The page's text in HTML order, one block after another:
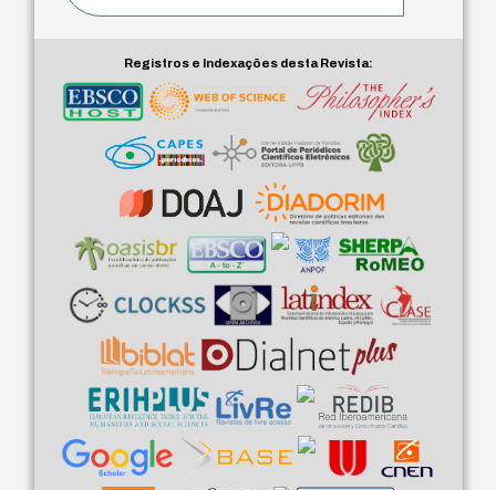
Registros e Indexações desta Revista: